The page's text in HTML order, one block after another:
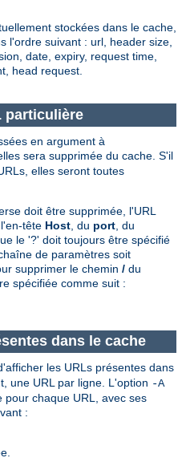
stockées dans le cache,
l'ordre suivant : url, header size,
date, expiry, request time,
head request.
particulière
en argument à
sera supprimée du cache. S'il
elles seront toutes
doit être supprimée, l'URL
tête Host , du port , du
le '?' doit toujours être spécifié
de paramètres soit
supprimer le chemin / du
spécifiée comme suit :
dans le cache
les URLs présentes dans
une URL par ligne. L'option -A
chaque URL, avec ses
: